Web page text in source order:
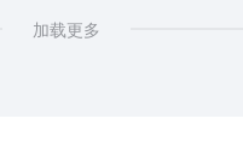
加载更多